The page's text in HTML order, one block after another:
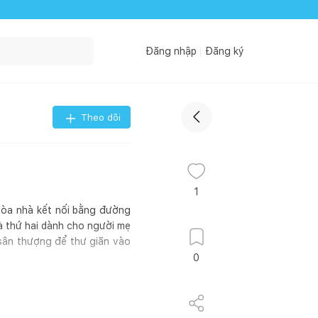
Đăng nhập Đăng ký
Theo dõi
nhà kết nối bằng đường
thứ hai dành cho người mẹ
thượng để thư giãn vào
1
0